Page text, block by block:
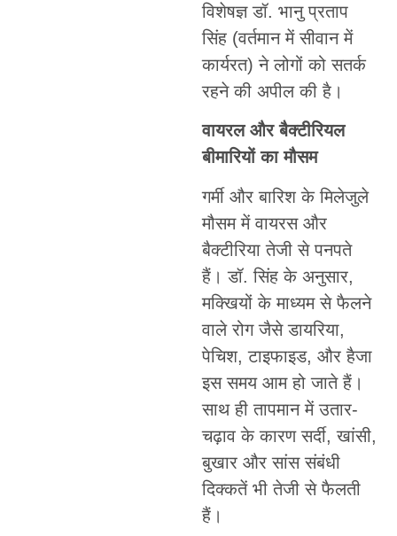
विशेषज्ञ डॉ. भानु प्रताप
सिंह (वर्तमान में सीवान में
कार्यरत) ने लोगों को सतर्क
रहने की अपील की है।
वायरल और बैक्टीरियल
बीमारियों का मौसम
गर्मी और बारिश के मिलेजुले
मौसम में वायरस और
बैक्टीरिया तेजी से पनपते
हैं। डॉ. सिंह के अनुसार,
मक्खियों के माध्यम से फैलने
वाले रोग जैसे डायरिया,
पेचिश, टाइफाइड, और हैजा
इस समय आम हो जाते हैं।
साथ ही तापमान में उतार-
चढ़ाव के कारण सर्दी, खांसी,
बुखार और सांस संबंधी
दिक्कतें भी तेजी से फैलती
हैं।